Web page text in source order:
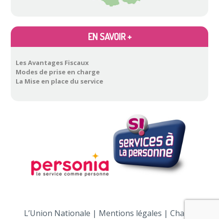
EN SAVOIR +
Les Avantages Fiscaux
Modes de prise en charge
La Mise en place du service
L’Union Nationale | Mentions légales | Charte